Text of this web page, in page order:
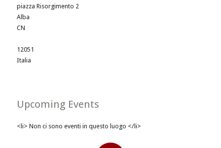
piazza Risorgimento 2
Alba
CN
12051
Italia
Upcoming Events
<li> Non ci sono eventi in questo luogo </li>